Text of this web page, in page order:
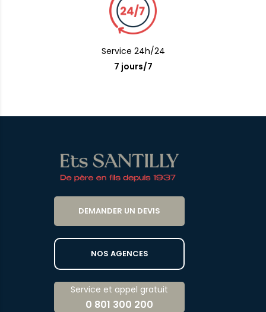
Service 24h/24
7 jours/7
DEMANDER UN DEVIS
NOS AGENCES
Service et appel gratuit
0 801 300 200